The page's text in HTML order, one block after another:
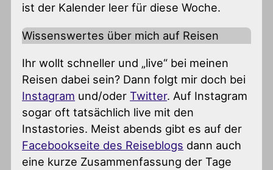
ist der Kalender leer für diese Woche.
Wissenswertes über mich auf Reisen
Ihr wollt schneller und „live“ bei meinen
Reisen dabei sein? Dann folgt mir doch bei
Instagram und/oderTwitter. Auf Instagram
sogar oft tatsächlich live mit den
Instastories. Meist abends gibt es auf der
Facebookseite des Reiseblogs dann auch
eine kurze Zusammenfassung der Tage